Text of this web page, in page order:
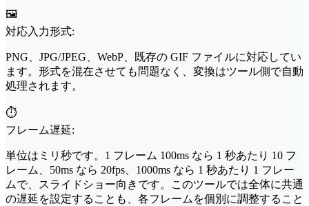
🖼️
対応入力形式:
PNG、JPG/JPEG、WebP、既存の GIF ファイルに対応してい
ます。形式を混在させても問題なく、変換はツール側で自動
処理されます。
⏱️
フレーム遅延:
単位はミリ秒です。1 フレーム 100ms なら 1 秒あたり 10 フ
レーム、50ms なら 20fps、1000ms なら 1 秒あたり 1 フレー
ムで、スライドショー向きです。このツールでは全体に共通
の遅延を設定することも、各フレームを個別に調整すること